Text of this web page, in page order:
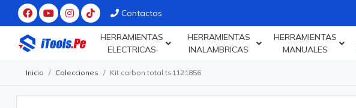
Contactos
HERRAMIENTAS
ELECTRICAS
HERRAMIENTAS
INALAMBRICAS
HERRAMIENTAS
MANUALES
Inicio Colecciones Kit carbon total ts1121856